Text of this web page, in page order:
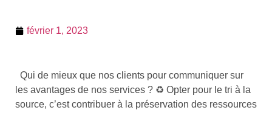
février 1, 2023
Qui de mieux que nos clients pour communiquer sur
les avantages de nos services ? ♻️ Opter pour le tri à la
source, c’est contribuer à la préservation des ressources